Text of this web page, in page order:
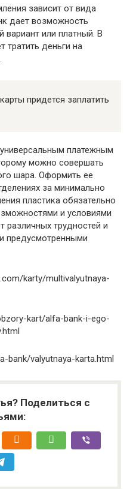
зависит от вида
дает возможность
вариант или платный. В
тратить деньги на
придется заплатить
платежным
можно совершать
шара. Оформить ее
за минимально
пластика обязательно
и условиями
различных трудностей и
предусмотренными
karty/multivalyutnaya-
kart/alfa-bank-i-ego-
bank/valyutnaya-karta.html
Поделиться с